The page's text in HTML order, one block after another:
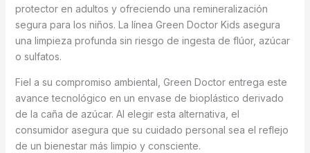
protector en adultos y ofreciendo una remineralización
segura para los niños. La línea Green Doctor Kids asegura
una limpieza profunda sin riesgo de ingesta de flúor, azúcar
o sulfatos.
Fiel a su compromiso ambiental, Green Doctor entrega este
avance tecnológico en un envase de bioplástico derivado
de la caña de azúcar. Al elegir esta alternativa, el
consumidor asegura que su cuidado personal sea el reflejo
de un bienestar más limpio y consciente.